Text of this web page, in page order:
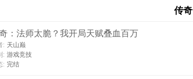
传
：法师太脆？我开局天赋叠血百万
: 天山巅
: 游戏竞技
: 完结